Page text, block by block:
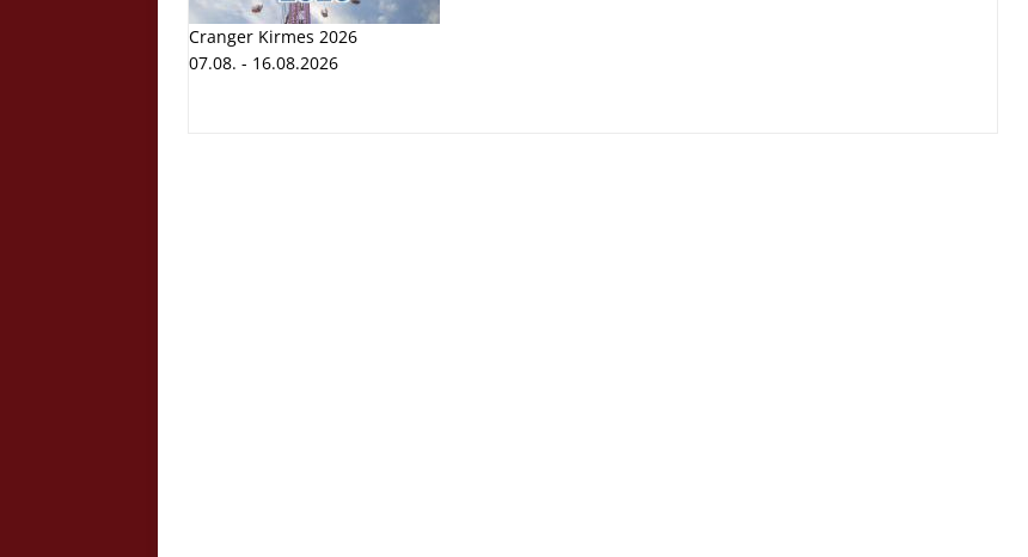
Cranger Kirmes 2026
07.08. - 16.08.2026